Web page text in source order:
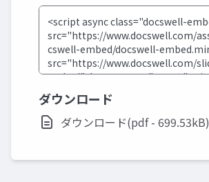
ダウンロード
ダウンロード(pdf - 699.53kB)